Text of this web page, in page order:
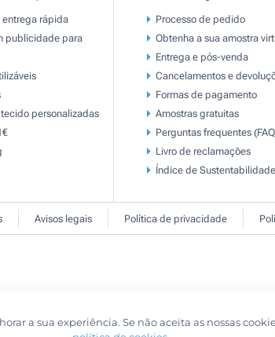
entrega rápida
publicidade para
personalizadas
Processo de pedido
Obtenha a sua amostra
Entrega e pós-venda
Cancelamentos e
Formas de pagamento
Amostras gratuitas
Perguntas frequentes
Livro de reclamaçōes
Índice de Sustentabilidade
Avisos legais Política de privacidade
a sua experiência. Se não aceita as nossas